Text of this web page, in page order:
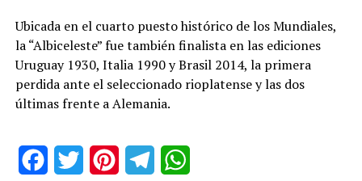
Ubicada en el cuarto puesto histórico de los Mundiales,
la “Albiceleste” fue también finalista en las ediciones
Uruguay 1930, Italia 1990 y Brasil 2014, la primera
perdida ante el seleccionado rioplatense y las dos
últimas frente a Alemania.
FacebookTwitter PinterestTelegram